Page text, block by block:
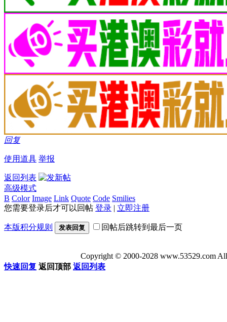
回复
使用道具 举报
返回列表
高级模式
B Color Image Link Quote Code Smilies
您需要登录后才可以回帖 登录 | 立即注册
本版积分规则 发表回复 回帖后跳转到最后一页
Copyright © 2000-2028 www.53529.com
快速回复 返回顶部 返回列表